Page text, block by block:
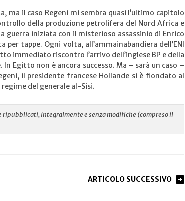
ma il caso Regeni mi sembra quasi l’ultimo capitolo
della produzione petrolifera del Nord Africa e
guerra iniziata con il misterioso assassinio di Enrico
tappe. Ogni volta, all’ammainabandiera dell’ENI
immediato riscontro l’arrivo dell’inglese BP e della
Egitto non è ancora successo. Ma – sarà un caso –
il presidente francese Hollande si è fiondato al
del generale al-Sisi.
ripubblicati, integralmente e senza modifiche (compreso il
ARTICOLO SUCCESSIVO